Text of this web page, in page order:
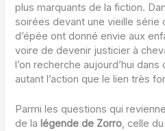
plus marquants de la fiction.
soirées devant une vieille série
d’épée ont donné envie aux
voire de devenir justicier à
l’on recherche aujourd’hui
autant l’action que le lien très
Parmi les questions qui
de la légende de Zorro, celle